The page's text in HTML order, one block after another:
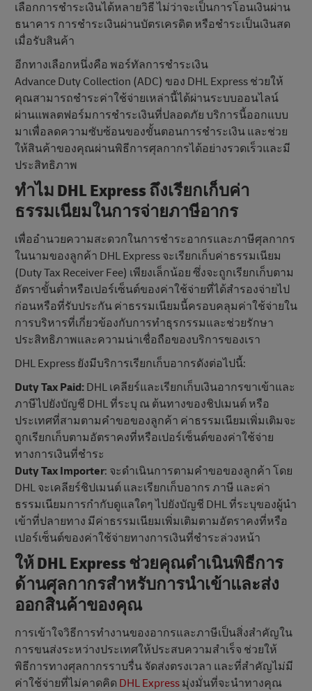
เลือกการชําระเงินได้หลายวิธี ไม่ว่าจะเป็นการโอนเงินผ่าน
ธนาคาร การชําระเงินผ่านบัตรเครดิต หรือชําระเป็นเงินสด
เมื่อรับสินค้า
อีกทางเลือกหนึ่งคือ พอร์ทัลการชำระเงิน
Advance Duty Collection (ADC) ของ DHL Express ช่วยให้
คุณสามารถชําระค่าใช้จ่ายเหล่านี้ได้ผ่านระบบออนไลน์
ผ่านแพลตฟอร์มการชําระเงินที่ปลอดภัย บริการนี้ออกแบบ
มาเพื่อลดความซับซ้อนของขั้นตอนการชําระเงิน และช่วย
ให้สินค้าของคุณผ่านพิธีการศุลกากรได้อย่างรวดเร็วและมี
ประสิทธิภาพ
ทําไม DHL Express ถึงเรียกเก็บค่า
ธรรมเนียมในการจ่ายภาษีอากร
เพื่ออํานวยความสะดวกในการชําระอากรและภาษีศุลกากร
ในนามของลูกค้า DHL Express จะเรียกเก็บค่าธรรมเนียม
(Duty Tax Receiver Fee) เพียงเล็กน้อย ซึ่งจะถูกเรียกเก็บตาม
อัตราขั้นต่ำหรือเปอร์เซ็นต์ของค่าใช้จ่ายที่ได้สำรองจ่ายไป
ก่อนหรือที่รับประกัน ค่าธรรมเนียมนี้ครอบคลุมค่าใช้จ่ายใน
การบริหารที่เกี่ยวข้องกับการทําธุรกรรมและช่วยรักษา
ประสิทธิภาพและความน่าเชื่อถือของบริการของเรา
DHL Express ยังมีบริการเรียกเก็บอากรดังต่อไปนี้:
Duty Tax Paid: DHL เคลียร์และเรียกเก็บเงินอากรขาเข้าและ
ภาษีไปยังบัญชี DHL ที่ระบุ ณ ต้นทางของชิปเมนต์ หรือ
ประเทศที่สามตามคําขอของลูกค้า ค่าธรรมเนียมเพิ่มเติมจะ
ถูกเรียกเก็บตามอัตราคงที่หรือเปอร์เซ็นต์ของค่าใช้จ่าย
ทางการเงินที่ชําระ
Duty Tax Importer: จะดำเนินการตามคําขอของลูกค้า โดย
DHL จะเคลียร์ชิปเมนต์ และเรียกเก็บอากร ภาษี และค่า
ธรรมเนียมการกํากับดูแลใดๆ ไปยังบัญชี DHL ที่ระบุของผู้นํา
เข้าที่ปลายทาง มีค่าธรรมเนียมเพิ่มเติมตามอัตราคงที่หรือ
เปอร์เซ็นต์ของค่าใช้จ่ายทางการเงินที่ชำระล่วงหน้า
ให้ DHL Express ช่วยคุณดำเนินพิธีการ
ด้านศุลกากรสำหรับการนำเข้าและส่ง
ออกสินค้าของคุณ
การเข้าใจวิธีการทำงานของอากรและภาษีเป็นสิ่งสําคัญใน
การขนส่งระหว่างประเทศให้ประสบความสําเร็จ ช่วยให้
พิธีการทางศุลกากรราบรื่น จัดส่งตรงเวลา และที่สําคัญไม่มี
ค่าใช้จ่ายที่ไม่คาดคิด DHL Express มุ่งมั่นที่จะนําทางคุณ